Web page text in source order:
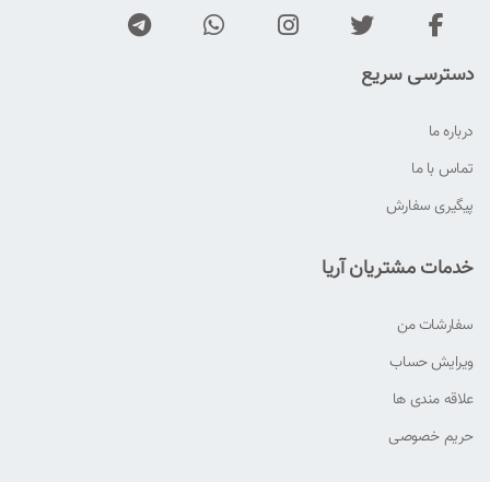
دسترسی سریع
درباره ما
تماس با ما
پیگیری سفارش
خدمات مشتریان آریا
سفارشات من
ویرایش حساب
علاقه مندی ها
حریم خصوصی